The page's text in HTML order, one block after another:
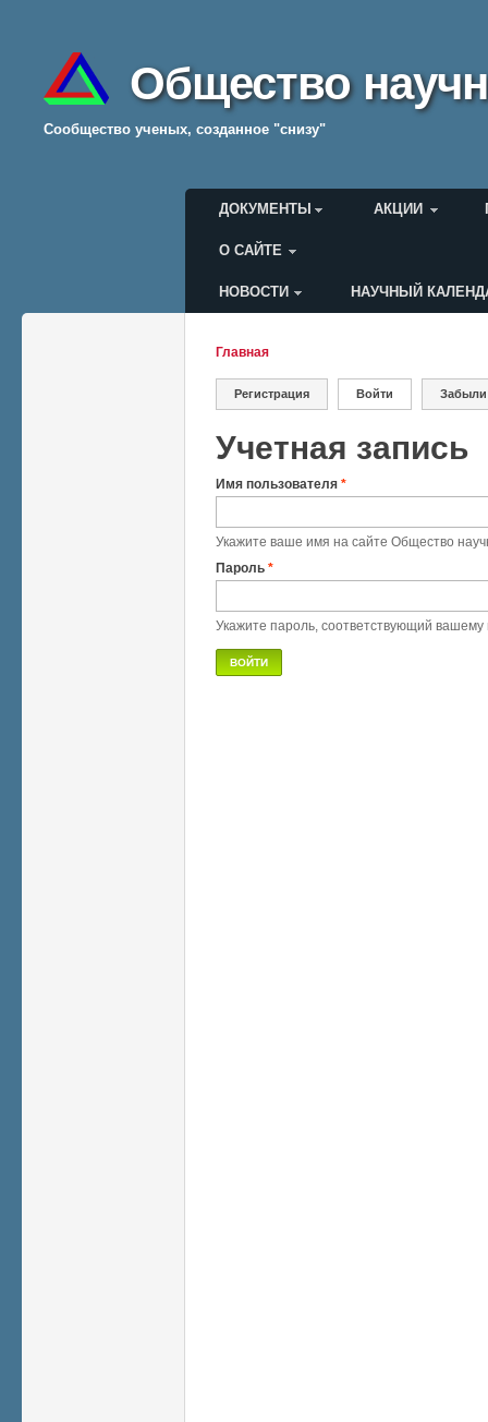
Общество
Cообщество ученых, созданное "снизу"
Главное меню
ДОКУМЕНТЫ АКЦИИ
О САЙТЕ
Меню пользователя
НОВОСТИ НАУЧНЫЙ
Вы здесь
Главная
Главные вкладки
Регистрация Войти (активная
Учетная запись
Имя пользователя *
Укажите ваше имя на сайте Общество
Пароль *
Укажите пароль, соответствующий вашему